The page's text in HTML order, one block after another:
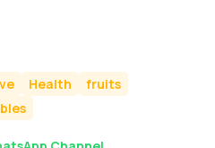
Health
fruits